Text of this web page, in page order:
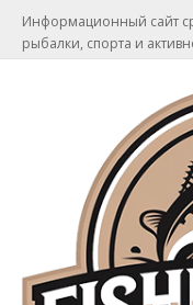
Информационный сайт
рыбалки, спорта и